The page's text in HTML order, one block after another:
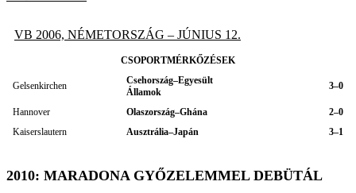
CSOPORTMÉRKŐZÉSEK
Gelsenkirchen
Csehország–Egyesült
Államok
3–0
Hannover Olaszország–Ghána
2–0
Kaiserslautern
Ausztrália–Japán 3–1
VB 2006, NÉMETORSZÁG – JÚNIUS 12.
2010: MARADONA GYŐZELEMMEL DEBÜTÁL